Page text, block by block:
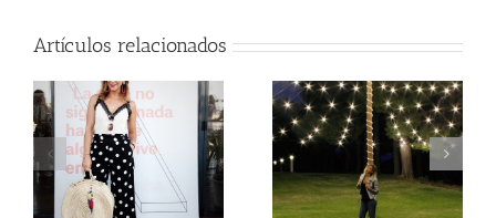
Artículos relacionados
My Special
Metal biker
jacket
Urban Look by
Gauss Moda